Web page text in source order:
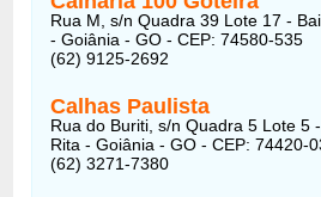
Rua M, s/n Quadra 39 Lote 17 -
- Goiânia - GO - CEP: 74580-535
(62) 9125-2692
Calhas Paulista
Rua do Buriti, s/n Quadra 5 Lote 5
Rita - Goiânia - GO - CEP: 74420-
(62) 3271-7380